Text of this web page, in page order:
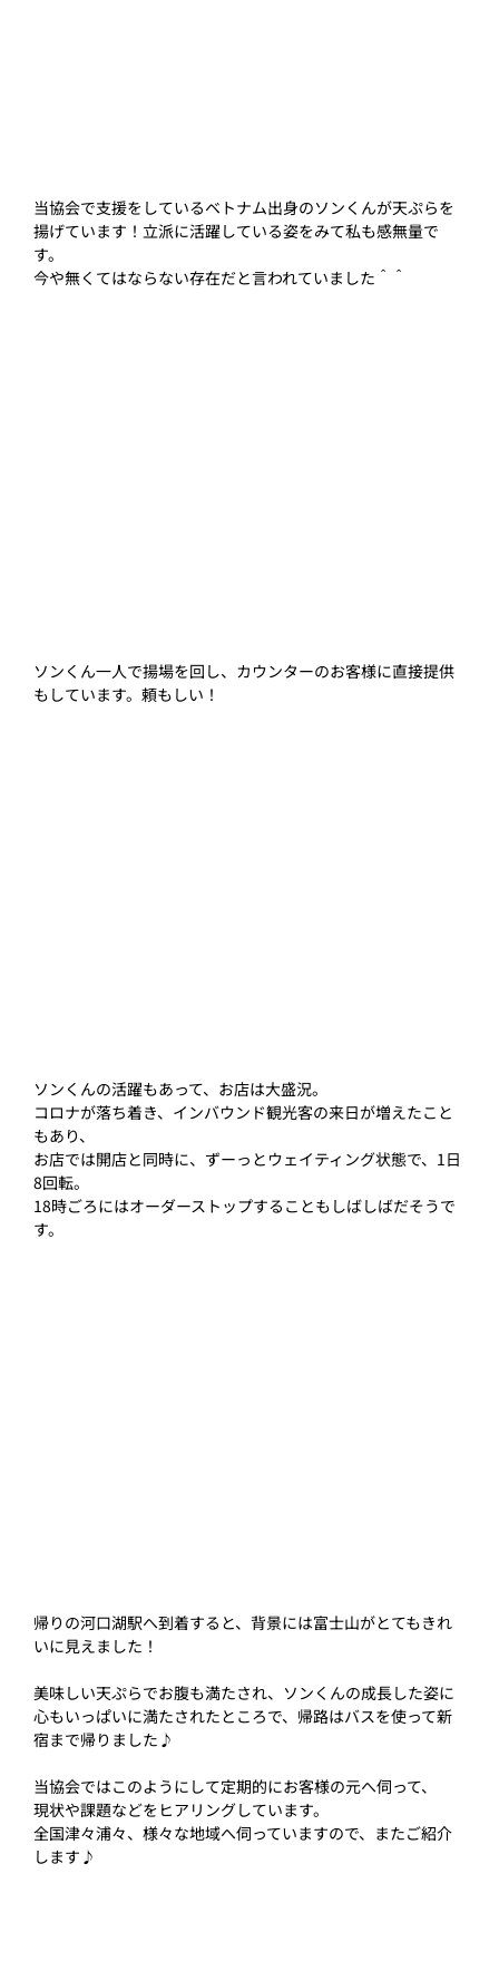
当協会で支援をしているベトナム出身のソンくんが天ぷらを
揚げています！立派に活躍している姿をみて私も感無量で
す。
今や無くてはならない存在だと言われていました＾＾
ソンくん一人で揚場を回し、カウンターのお客様に直接提供
もしています。頼もしい！
ソンくんの活躍もあって、お店は大盛況。
コロナが落ち着き、インバウンド観光客の来日が増えたこと
もあり、
お店では開店と同時に、ずーっとウェイティング状態で、1日
8回転。
18時ごろにはオーダーストップすることもしばしばだそうで
す。
帰りの河口湖駅へ到着すると、背景には富士山がとてもきれ
いに見えました！
美味しい天ぷらでお腹も満たされ、ソンくんの成長した姿に
心もいっぱいに満たされたところで、帰路はバスを使って新
宿まで帰りました♪
当協会ではこのようにして定期的にお客様の元へ伺って、
現状や課題などをヒアリングしています。
全国津々浦々、様々な地域へ伺っていますので、またご紹介
します♪